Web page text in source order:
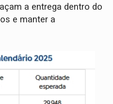
a entrega dentro do
e manter a